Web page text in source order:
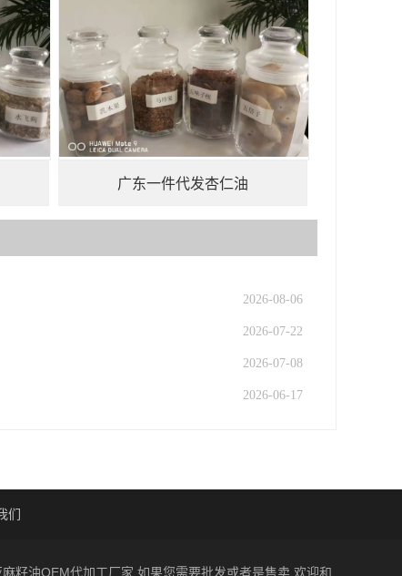
广东一件代发杏仁油
2026-08-06
2026-07-22
2026-07-08
2026-06-17
们
籽油OEM代加工厂家,如果您需要批发或者是售卖,欢迎和